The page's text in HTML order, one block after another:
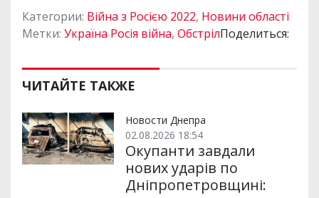
Категории: Війна з Росією 2022, Новини області
Метки: Україна Росія війна, ОбстрілПоделиться:
ЧИТАЙТЕ ТАКЖЕ
Новости Днепра
02.08.2026 18:54
Окупанти завдали
нових ударів по
Дніпропетровщині: